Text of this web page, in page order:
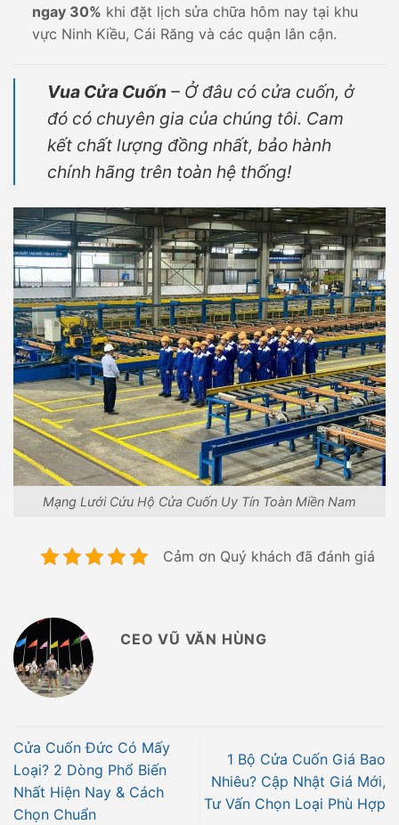
ngay 30% khi đặt lịch sửa chữa hôm nay tại khu
vực Ninh Kiều, Cái Răng và các quận lân cận.
Vua Cửa Cuốn – Ở đâu có cửa cuốn, ở
đó có chuyên gia của chúng tôi. Cam
kết chất lượng đồng nhất, bảo hành
chính hãng trên toàn hệ thống!
Mạng Lưới Cứu Hộ Cửa Cuốn Uy Tín Toàn Miền Nam
Cảm ơn Quý khách đã đánh giá
CEO VŨ VĂN HÙNG
Cửa Cuốn Đức Có Mấy
Loại? 2 Dòng Phổ Biến
Nhất Hiện Nay & Cách
Chọn Chuẩn
1 Bộ Cửa Cuốn Giá Bao
Nhiêu? Cập Nhật Giá Mới,
Tư Vấn Chọn Loại Phù Hợp